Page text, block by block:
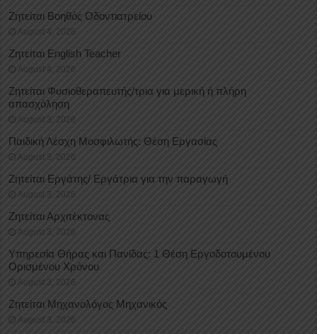
Ζητείται Βοηθός Οδοντιατρείου
August 4, 2026
Ζητείται English Teacher
August 4, 2026
Ζητείται Φυσιοθεραπευτής/τρια για μερική ή πλήρη
απασχόληση
August 3, 2026
Παιδική Λέσχη Μοσφιλωτής: Θέση Εργασίας
August 3, 2026
Ζητείται Εργάτης/ Εργάτρια για την παραγωγή
August 3, 2026
Ζητείται Αρχιτέκτονας
August 3, 2026
Υπηρεσία Θήρας και Πανίδας: 1 Θέση Eργοδοτουμένου
Oρισμένου Xρόνου
August 3, 2026
Ζητείται Μηχανολόγος Μηχανικός
August 3, 2026